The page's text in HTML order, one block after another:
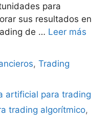
para
sus resultados en
de … Leer más
,Trading
artificial para trading
trading algorítmico,